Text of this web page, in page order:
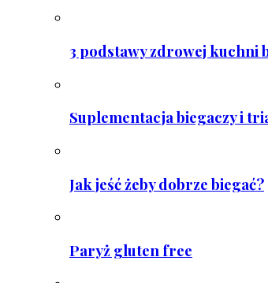
3 podstawy zdrowej kuchni
Suplementacja biegaczy i
Jak jeść żeby dobrze biegać?
Paryż gluten free